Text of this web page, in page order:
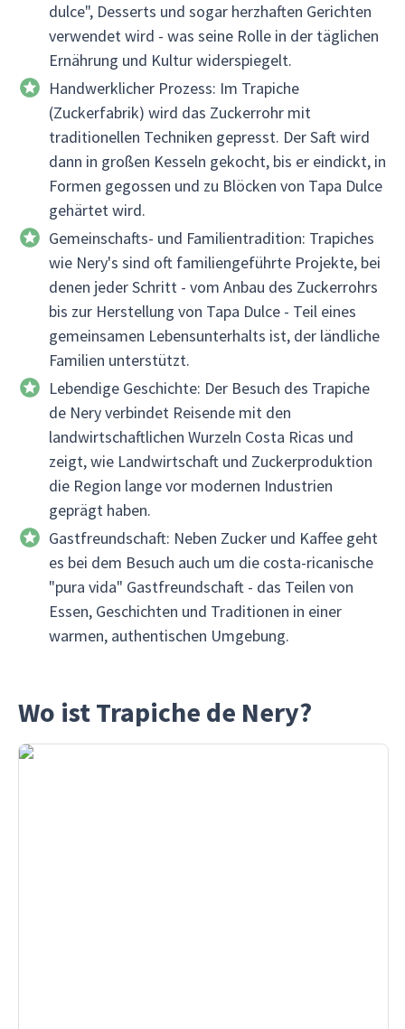
dulce", Desserts und sogar herzhaften Gerichten
verwendet wird - was seine Rolle in der täglichen
Ernährung und Kultur widerspiegelt.
Handwerklicher Prozess: Im Trapiche
(Zuckerfabrik) wird das Zuckerrohr mit
traditionellen Techniken gepresst. Der Saft wird
dann in großen Kesseln gekocht, bis er eindickt, in
Formen gegossen und zu Blöcken von Tapa Dulce
gehärtet wird.
Gemeinschafts- und Familientradition: Trapiches
wie Nery's sind oft familiengeführte Projekte, bei
denen jeder Schritt - vom Anbau des Zuckerrohrs
bis zur Herstellung von Tapa Dulce - Teil eines
gemeinsamen Lebensunterhalts ist, der ländliche
Familien unterstützt.
Lebendige Geschichte: Der Besuch des Trapiche
de Nery verbindet Reisende mit den
landwirtschaftlichen Wurzeln Costa Ricas und
zeigt, wie Landwirtschaft und Zuckerproduktion
die Region lange vor modernen Industrien
geprägt haben.
Gastfreundschaft: Neben Zucker und Kaffee geht
es bei dem Besuch auch um die costa-ricanische
"pura vida" Gastfreundschaft - das Teilen von
Essen, Geschichten und Traditionen in einer
warmen, authentischen Umgebung.
Wo ist Trapiche de Nery?